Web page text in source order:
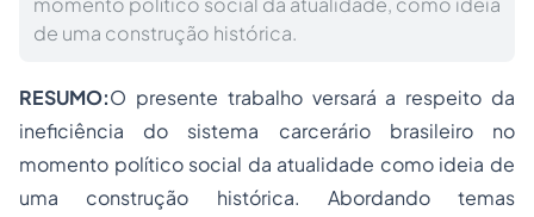
de uma construção histórica.
RESUMO:O presente trabalho versará a respeito da
ineficiência do sistema carcerário brasileiro no
momento político social da atualidade como ideia de
uma construção histórica. Abordando temas